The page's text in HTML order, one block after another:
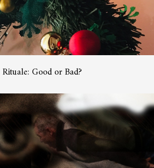
Rituale: Good or Bad?